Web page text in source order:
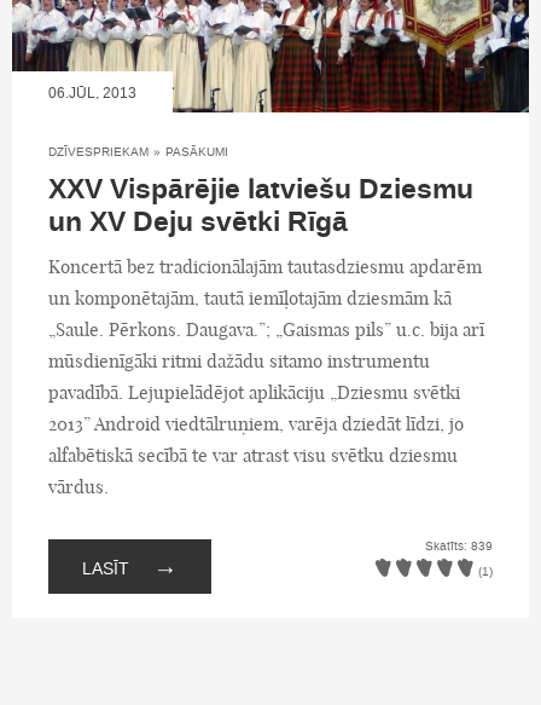
06.JŪL, 2013
DZĪVESPRIEKAM » PASĀKUMI
XXV Vispārējie latviešu Dziesmu
un XV Deju svētki Rīgā
Koncertā bez tradicionālajām tautasdziesmu apdarēm
un komponētajām, tautā iemīļotajām dziesmām kā
„Saule. Pērkons. Daugava.”; „Gaismas pils” u.c. bija arī
mūsdienīgāki ritmi dažādu sitamo instrumentu
pavadībā. Lejupielādējot aplikāciju „Dziesmu svētki
2013” Android viedtālruņiem, varēja dziedāt līdzi, jo
alfabētiskā secībā te var atrast visu svētku dziesmu
vārdus.
LASĪT →
Skatīts: 839
(1)